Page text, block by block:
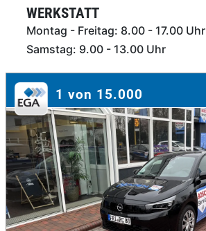
WERKSTATT
Montag - Freitag: 8.00 - 17.00 Uhr
Samstag: 9.00 - 13.00 Uhr
1 von 15.000